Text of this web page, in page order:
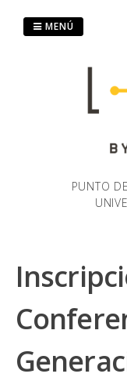
PUNTO
MENÚ